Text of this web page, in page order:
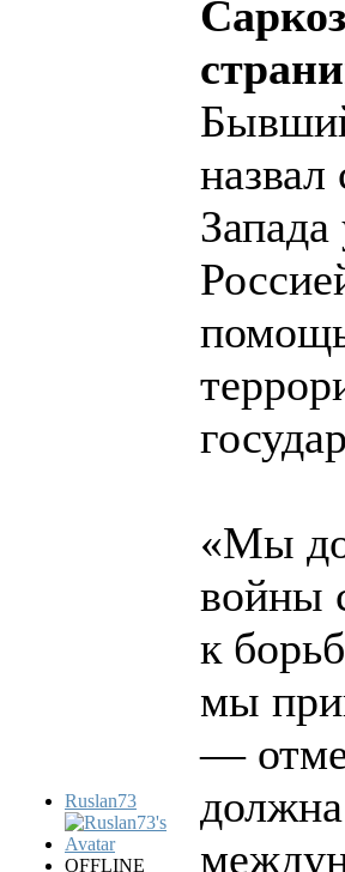
Ruslan73
OFFLINE
«Мы
войны
к
мы
—